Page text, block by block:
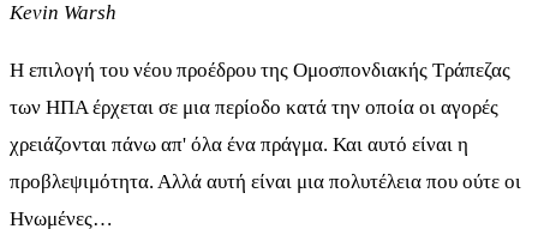
Kevin Warsh
Η επιλογή του νέου προέδρου της Ομοσπονδιακής Τράπεζας
των ΗΠΑ έρχεται σε μια περίοδο κατά την οποία οι αγορές
χρειάζονται πάνω απ' όλα ένα πράγμα. Και αυτό είναι η
προβλεψιμότητα. Αλλά αυτή είναι μια πολυτέλεια που ούτε οι
Ηνωμένες…